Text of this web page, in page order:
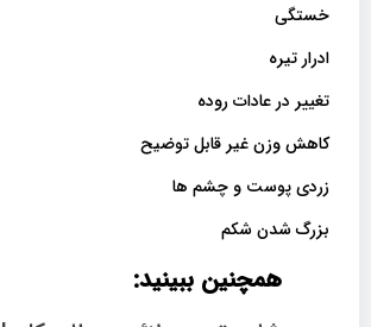
خستگی
ادرار تیره
تغییر در عادات روده
کاهش وزن غیر قابل توضیح
زردی پوست و چشم ها
بزرگ شدن شکم
همچنین ببینید: